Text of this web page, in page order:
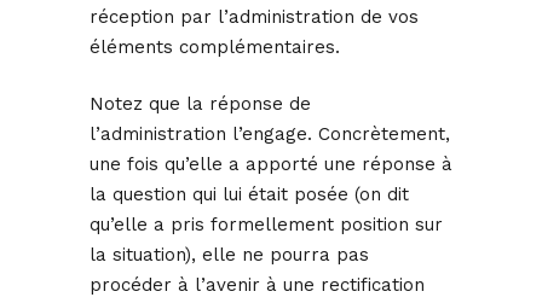
réception par l’administration de vos
éléments complémentaires.
Notez que la réponse de
l’administration l’engage. Concrètement,
une fois qu’elle a apporté une réponse à
la question qui lui était posée (on dit
qu’elle a pris formellement position sur
la situation), elle ne pourra pas
procéder à l’avenir à une rectification